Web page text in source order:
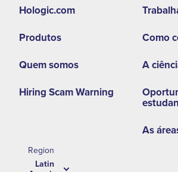
Hologic.com
Produtos
Quem somos
Hiring Scam Warning
Region
Latin
-
LA
Como
A
As